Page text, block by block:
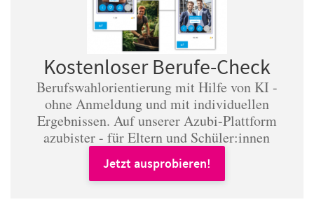
Kostenloser Berufe-Check
Berufswahlorientierung mit Hilfe von KI -
ohne Anmeldung und mit individuellen
Ergebnissen. Auf unserer Azubi-Plattform
azubister - für Eltern und Schüler:innen
Jetzt ausprobieren!